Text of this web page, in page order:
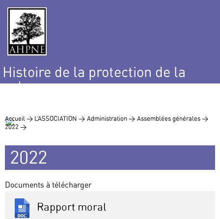
Histoire de la protection de la
nature
Accueil > L’ASSOCIATION > Administration > Assemblées générales >
2022 >
2022
Documents à télécharger
Rapport moral